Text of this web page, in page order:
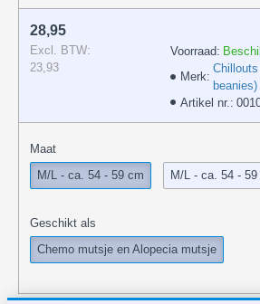
28,95
Excl. BTW:
23,93
Voorraad:
Merk:
beanies)
Artikel nr.:
Maat
M/L - ca. 54 - 59 cm
M/L - ca. 54 - 59
Geschikt als
Chemo mutsje en Alopecia mutsje